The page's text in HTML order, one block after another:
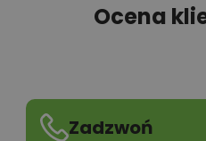
Ocena
Zadzwoń